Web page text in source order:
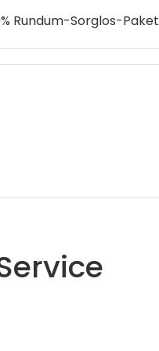
Montage
und
Speicher und
850 kWh
= 256 €.
Rundum-Sorglos-Paket